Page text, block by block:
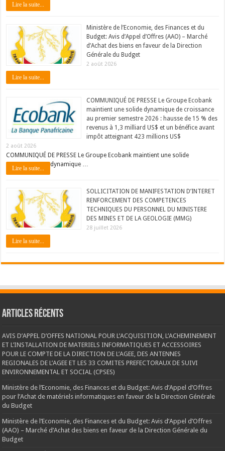
Lire la suite...
Ministère de l’Economie, des Finances et du
Budget: Avis d’Appel d’Offres (AAO) – Marché
d’Achat des biens en faveur de la Direction
Générale du Budget
2 août 2026
Lire la suite...
COMMUNIQUÉ DE PRESSE Le Groupe Ecobank
maintient une solide dynamique de croissance
au premier semestre 2026 : hausse de 15 % des
revenus à 1,3 milliard US$ et un bénéfice avant
impôt atteignant 423 millions US$
2 août 2026
COMMUNIQUÉ DE PRESSE Le Groupe Ecobank maintient une solide
dynamique …
Lire la suite...
SOLLICITATION DE MANIFESTATION D’INTERET
RENFORCEMENT DES COMPETENCES
TECHNIQUES DU PERSONNEL DU MINISTERE
DES MINES ET DE LA GEOLOGIE (MMG)
28 juillet 2026
Lire la suite...
Articles récents
AVIS D’APPEL D’OFFES NATIONAL POUR L’ACQUISITION, L’ACHEMINEMENT
ET L’INSTALLATION DE MATERIELS INFORMATIQUES ET ACCESSOIRES
POUR LE COMPTE DE LA DIRECTION DE L’AGEE, DES ANTENNES
REGIONALES DE L’AGEE ET LES 33 COMITES PREFECTORAUX DE SUIVI
ENVIRONNEMENTAL ET SOCIAL (CPSES)
Ministère de l’Economie, des Finances et du Budget: Avis d’Appel d’Offres
pour l’Achat de matériels informatiques en faveur de la Direction Générale
du Budget
Ministère de l’Economie, des Finances et du Budget: Avis d’Appel d’Offres
(AAO) – Marché d’Achat des biens en faveur de la Direction Générale du
Budget